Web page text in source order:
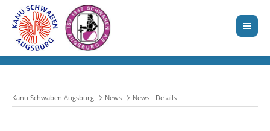
Kanu Schwaben Augsburg News News - Details